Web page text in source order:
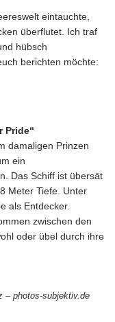
eintauchte,
überflutet. Ich traf
hübsch
berichten möchte:
Pride“
damaligen Prinzen
ein
Das Schiff ist übersät
Meter Tiefe. Unter
als Entdecker.
zwischen den
oder übel durch ihre
– photos-subjektiv.de